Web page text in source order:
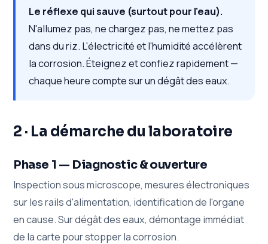
Le réflexe qui sauve (surtout pour l'eau).
N'allumez pas, ne chargez pas, ne mettez pas
dans du riz. L'électricité et l'humidité accélèrent
la corrosion. Éteignez et confiez rapidement —
chaque heure compte sur un dégât des eaux.
2 · La démarche du laboratoire
Phase 1 — Diagnostic & ouverture
Inspection sous microscope, mesures électroniques
sur les rails d'alimentation, identification de l'organe
en cause. Sur dégât des eaux, démontage immédiat
de la carte pour stopper la corrosion.